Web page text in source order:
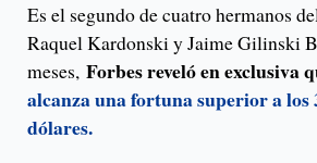
Es el segundo de cuatro hermanos
Raquel Kardonski y Jaime Gilinski
meses, Forbes reveló en exclusiva
alcanza una fortuna superior a los
dólares.